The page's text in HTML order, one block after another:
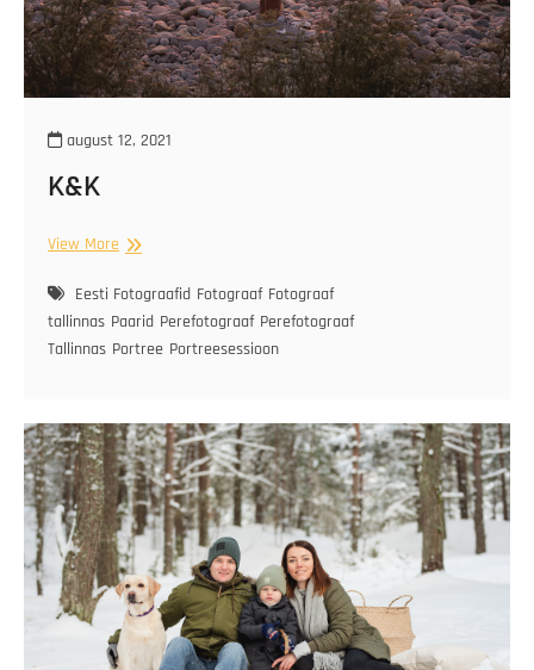
august 12, 2021
K&K
View More K&K
Eesti Fotograafid Fotograaf Fotograaf
tallinnas Paarid Perefotograaf Perefotograaf
Tallinnas Portree Portreesessioon